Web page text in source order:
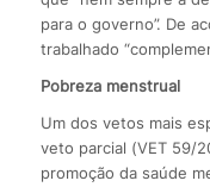
para o governo”. De
trabalhado
Pobreza menstrual
Um dos vetos mais
veto parcial (VET 59/
promoção da saúde